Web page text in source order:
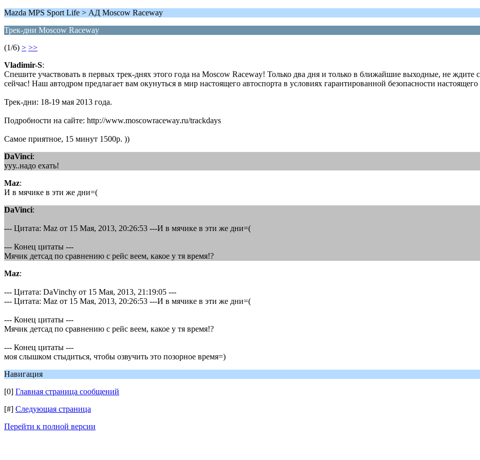
Mazda MPS Sport Life > АД Moscow Raceway
Трек-дни Moscow Raceway
(1/6) > >>
Vladimir-S:
Спешите участвовать в первых трек-днях этого года на Moscow Raceway! Только два дня и только в ближайшие выходные, не
сейчас! Наш автодром предлагает вам окунуться в мир настоящего автоспорта в условиях гарантированной безопасности настоящего
Трек-дни: 18-19 мая 2013 года.
Подробности на сайте: http://www.moscowraceway.ru/trackdays
Самое приятное, 15 минут 1500р. ))
DaVinci:
ууу..надо ехать!
Maz:
И в мячике в эти же дни=(
DaVinci:
--- Цитата: Maz от 15 Мая, 2013, 20:26:53 ---И в мячике в эти же дни=(
--- Конец цитаты ---
Мячик детсад по сравнению с рейс веем, какое у тя время!?
Maz:
--- Цитата: DaVinchy от 15 Мая, 2013, 21:19:05 ---
--- Цитата: Maz от 15 Мая, 2013, 20:26:53 ---И в мячике в эти же дни=(
--- Конец цитаты ---
Мячик детсад по сравнению с рейс веем, какое у тя время!?
--- Конец цитаты ---
моя слышком стыдиться, чтобы озвучить это позорное время=)
Навигация
[0] Главная страница сообщений
[#] Следующая страница
Перейти к полной версии